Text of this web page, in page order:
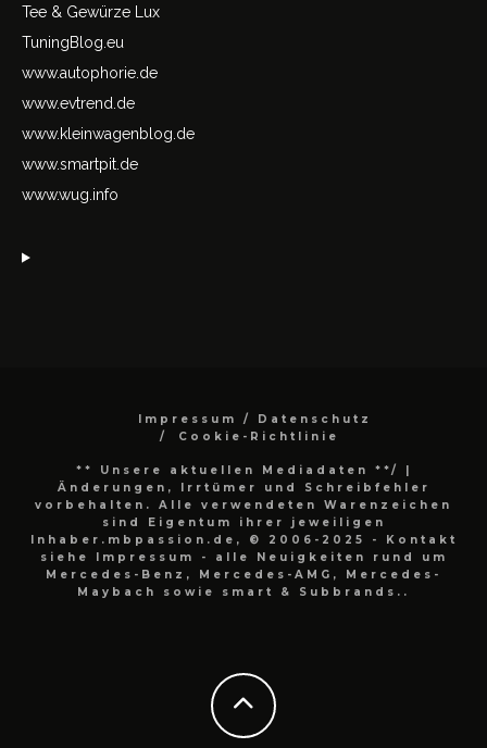
Tee & Gewürze Lux
TuningBlog.eu
www.autophorie.de
www.evtrend.de
www.kleinwagenblog.de
www.smartpit.de
www.wug.info
Impressum / Datenschutz
Cookie-Richtlinie
** Unsere aktuellen Mediadaten **/
|
Änderungen, Irrtümer und Schreibfehler
vorbehalten. Alle verwendeten Warenzeichen
sind Eigentum ihrer jeweiligen
Inhaber.mbpassion.de, © 2006-2025 - Kontakt
siehe Impressum - alle Neuigkeiten rund um
Mercedes-Benz, Mercedes-AMG, Mercedes-
Maybach sowie smart & Subbrands..